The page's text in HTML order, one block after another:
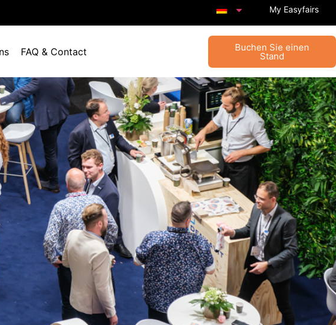
My Easyfairs
FAQ & Contact Buchen Sie einen
Stand